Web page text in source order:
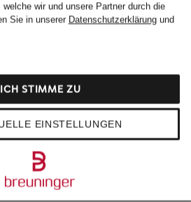
POLO RALPH LAUREN
Kinder Sale
POLO RALPH LAUREN
Leinen­blusen
POLO RALPH LAUREN
Leinen­hemden
welche wir und unsere Partner durch die
Sie in unserer Datenschutzerklärungund
EINSTELLUNGEN
ICH STIMME ZU